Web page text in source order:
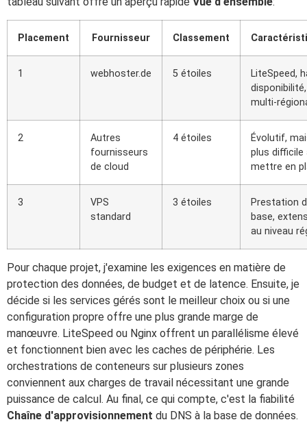
Placement Fournisseur Classement
1 webhoster.de 5 étoiles
LiteSpeed,
disponibilité,
multi-
2
Autres
fournisseurs
de cloud
4 étoiles
Évolutif,
plus difficile
mettre en
3
VPS
standard
3 étoiles
Prestation
base,
au niveau
Pour chaque projet, j'examine les exigences en matière de
protection des données, de budget et de latence. Ensuite, je
décide si les services gérés sont le meilleur choix ou si une
configuration propre offre une plus grande marge de
manœuvre. LiteSpeed ou Nginx offrent un parallélisme élevé
et fonctionnent bien avec les caches de périphérie. Les
orchestrations de conteneurs sur plusieurs zones
conviennent aux charges de travail nécessitant une grande
puissance de calcul. Au final, ce qui compte, c'est la fiabilité
Chaîne d'approvisionnement du DNS à la base de données.